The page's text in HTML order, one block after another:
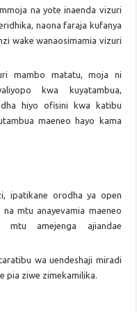
na yote inaenda vizuri
naona faraja kufanya
wake wanaosimamia vizuri
mambo matatu, moja ni
kwa kuyatambua,
hiyo ofisini kwa katibu
maeneo hayo kama
ipatikane orodha ya open
mtu anayevamia maeneo
mtu amejenga ajiandae
wa uendeshaji miradi
pia ziwe zimekamilika.